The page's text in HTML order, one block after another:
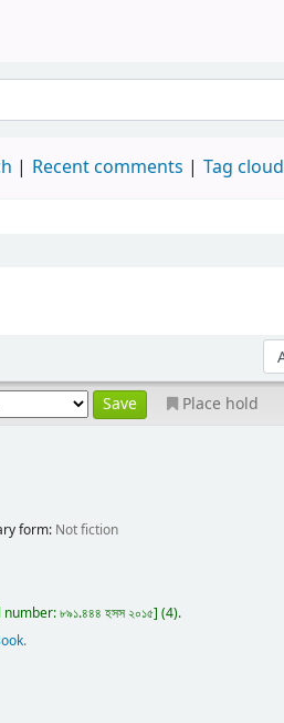
Recent comments Tag cloud
Place hold
form: Not fiction
number:৮৯১.৪৪৪ হসস ২০১৫ (4).
.